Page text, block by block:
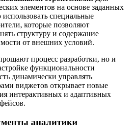
элементов на основе заданных
специальные
которые позволяют
структуру и содержание
от внешних условий.
процесс разработки, но и
функциональности
динамически управлять
виджетов открывает новые
интерактивных и адаптивных
аналитики